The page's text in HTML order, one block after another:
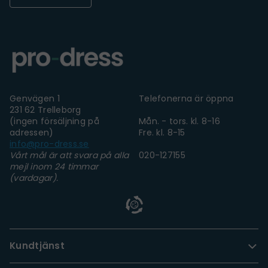
Genvägen 1
231 62 Trelleborg
(ingen försäljning på
adressen)
info@pro-dress.se
Vårt mål är att svara på alla
mejl inom 24 timmar
(vardagar).
Telefonerna är öppna
Mån. - tors. kl. 8-16
Fre. kl. 8-15
020-127155
Kundtjänst